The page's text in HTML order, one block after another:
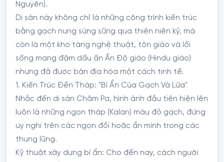
Nguyên).
Di sản này không chỉ là những công trình kiến trúc
bằng gạch nung sừng sững qua thiên niên kỷ, mà
còn là một kho tàng nghệ thuật, tôn giáo và lối
sống mang đậm dấu ấn Ấn Độ giáo (Hindu giáo)
nhưng đã được bản địa hóa một cách tinh tế.
1. Kiến Trúc Đền Tháp: "Bí Ẩn Của Gạch Và Lửa"
Nhắc đến di sản Chăm Pa, hình ảnh đầu tiên hiện lên
luôn là những ngọn tháp (Kalan) màu đỏ gạch, đứng
uy nghi trên các ngọn đồi hoặc ẩn mình trong các
thung lũng.
Kỹ thuật xây dựng bí ẩn: Cho đến nay, cách người